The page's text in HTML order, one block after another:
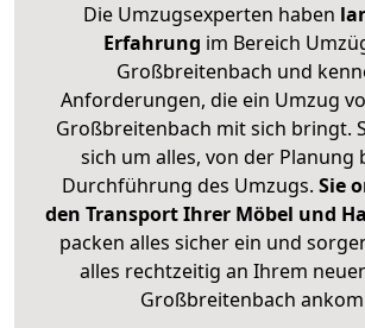
Die Umzugsexperten haben
Erfahrung im Bereich
Großbreitenbach und
Anforderungen, die ein Umzug
Großbreitenbach mit sich bringt.
sich um alles, von der Planung
Durchführung des Umzugs. Sie
den Transport Ihrer Möbel und
packen alles sicher ein und
alles rechtzeitig an Ihrem
Großbreitenbach